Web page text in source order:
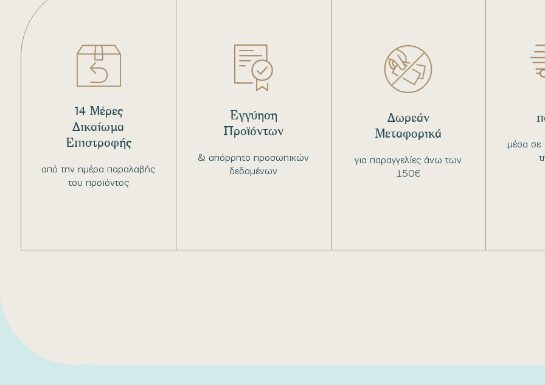
από την ημέρα παραλαβής
του προϊόντος
14 Μέρες
Δικαίωμα
Επιστροφής
& απόρρητο προσωπικών
δεδομένων
Εγγύηση
Προϊόντων
για παραγγελίες άνω των
150€
Δωρεάν
Μεταφορικά
μέσα σε